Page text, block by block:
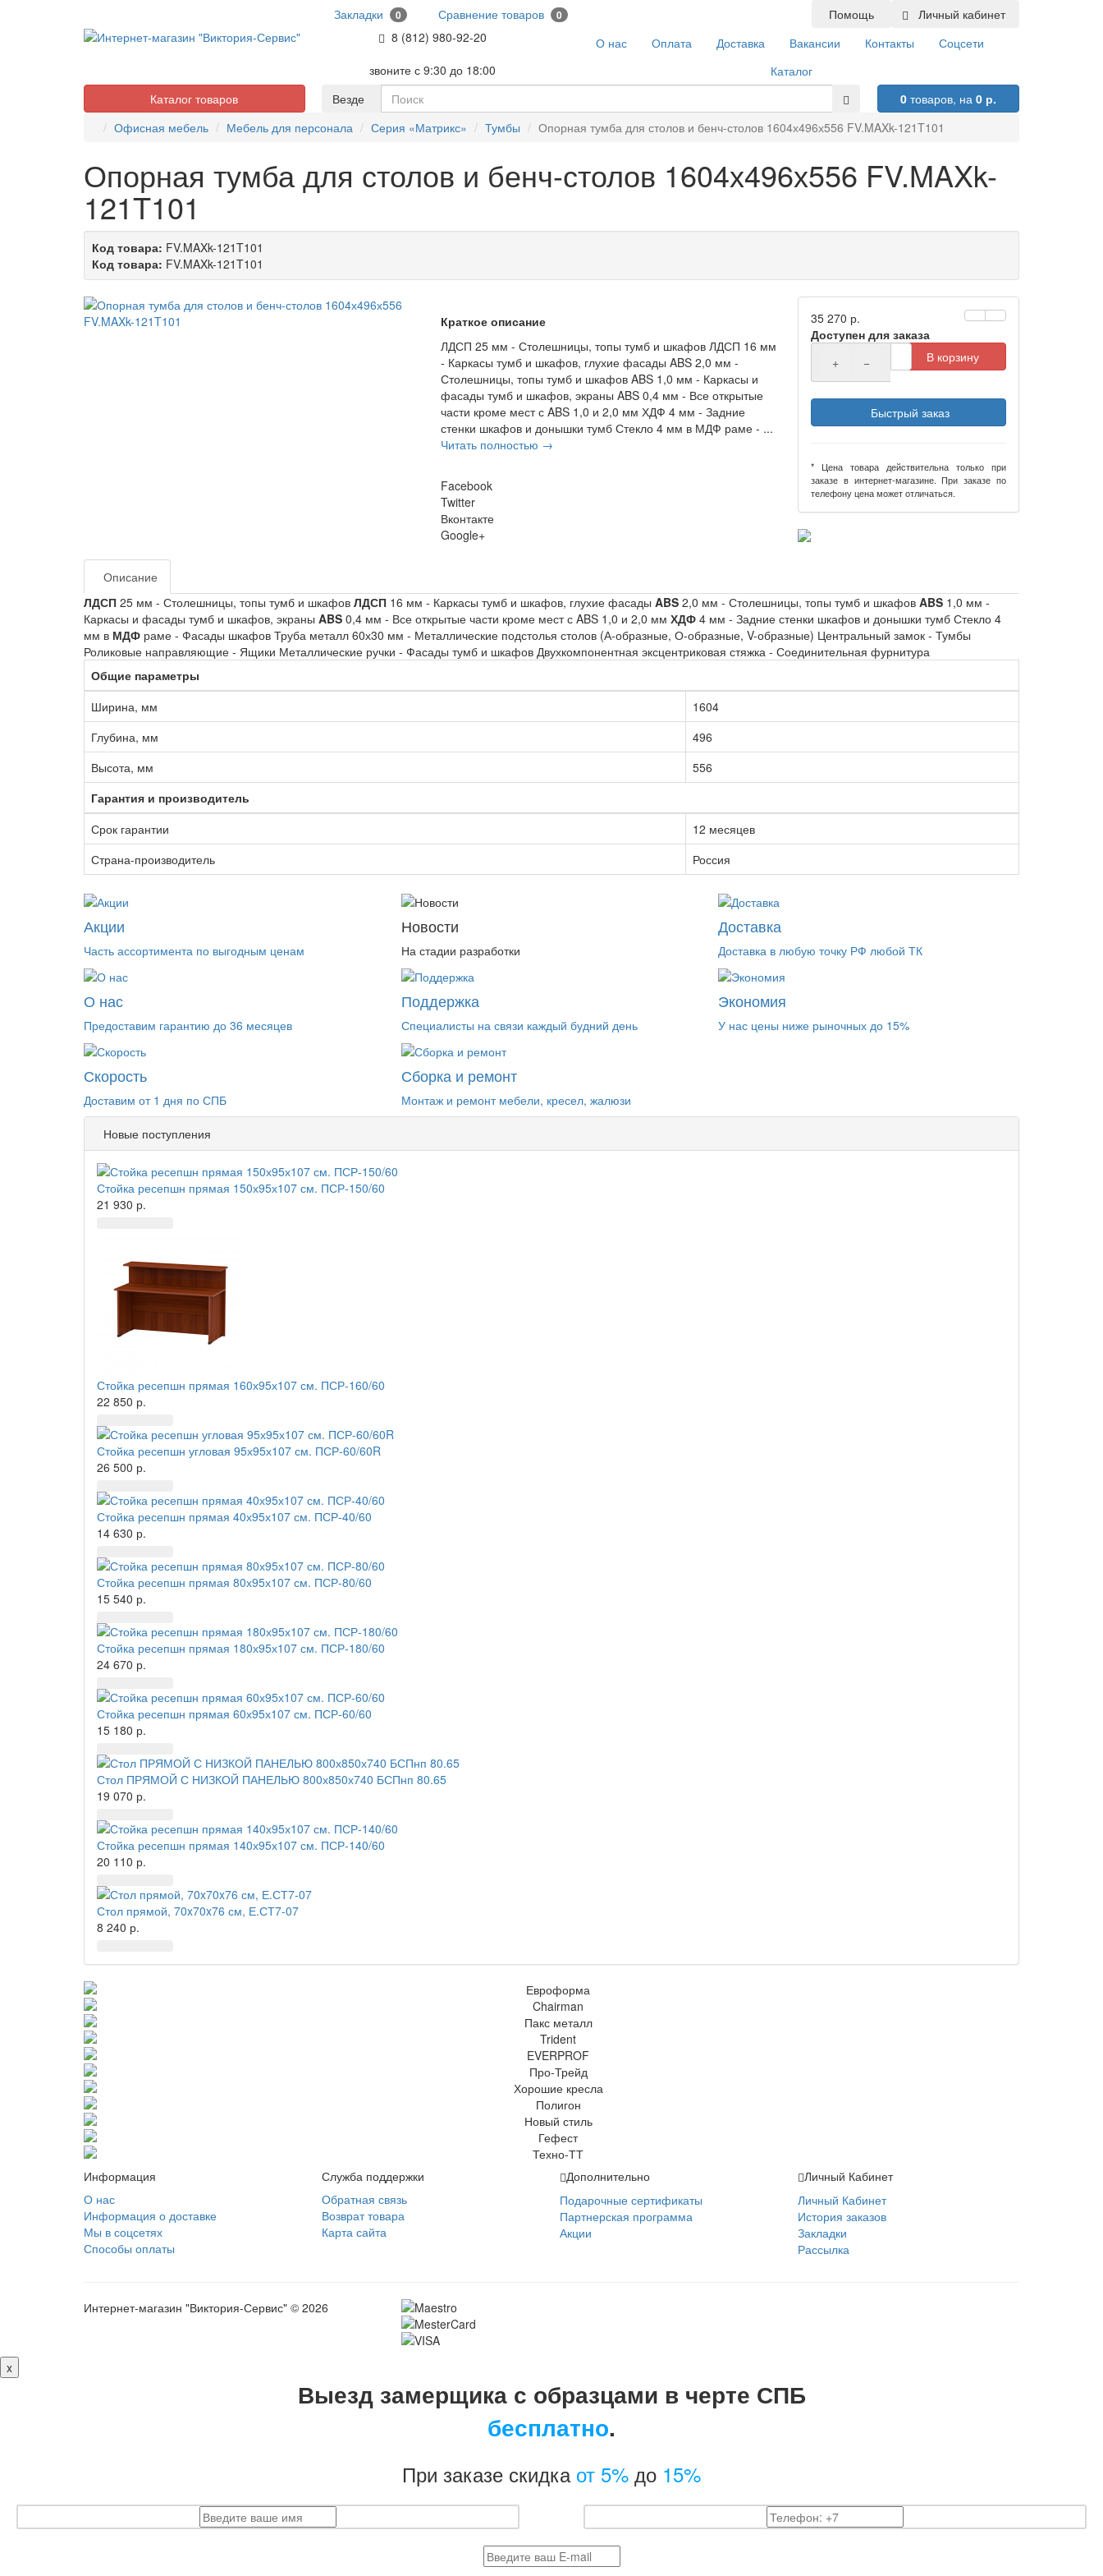
Личный кабинет
Помощь
Закладки 0 Сравнение товаров 0
8 (812) 980-92-20
звоните с 9:30 до 18:00
О нас Оплата Доставка Вакансии Контакты
Соцсети
Каталог
Везде
0товаров, на 0 р.
Каталог товаров
Офисная мебель
Мебель для персонала Серия «Матрикс» Тумбы Опорная тумба для столов и бенч-столов 1604х496х556 FV.MAXk-121T101
Опорная тумба для столов и бенч-столов 1604х496х556 FV.MAXk-
121T101
Код товара: FV.MAXk-121T101
Код товара: FV.MAXk-121T101
Краткое описание
ЛДСП 25 мм - Столешницы, топы тумб и шкафов ЛДСП 16 мм
- Каркасы тумб и шкафов, глухие фасады ABS 2,0 мм -
Столешницы, топы тумб и шкафов ABS 1,0 мм - Каркасы и
фасады тумб и шкафов, экраны ABS 0,4 мм - Все открытые
части кроме мест с ABS 1,0 и 2,0 мм ХДФ 4 мм - Задние
стенки шкафов и донышки тумб Стекло 4 мм в МДФ раме - ...
Читать полностью →
Facebook
Twitter
Вконтакте
Google+
35 270 р.
Доступен для заказа
+
− В корзину
Быстрый заказ
* Цена товара действительна только при
заказе в интернет-магазине. При заказе по
телефону цена может отличаться.
Описание
ЛДСП 25 мм - Столешницы, топы тумб и шкафов ЛДСП 16 мм - Каркасы тумб и шкафов, глухие фасады ABS 2,0 мм - Столешницы, топы тумб и шкафов ABS 1,0 мм -
Каркасы и фасады тумб и шкафов, экраны ABS 0,4 мм - Все открытые части кроме мест с ABS 1,0 и 2,0 мм ХДФ 4 мм - Задние стенки шкафов и донышки тумб Стекло 4
мм в МДФ раме - Фасады шкафов Труба металл 60х30 мм - Металлические подстолья столов (А-образные, О-образные, V-образные) Центральный замок - Тумбы
Роликовые направляющие - Ящики Металлические ручки - Фасады тумб и шкафов Двухкомпонентная эксцентриковая стяжка - Соединительная фурнитура
Общие параметры
Ширина, мм
1604
Глубина, мм
496
Высота, мм
556
Гарантия и производитель
Срок гарантии
12 месяцев
Страна-производитель
Россия
Акции
Часть ассортимента по выгодным ценам
Новости
На стадии разработки
Доставка
Доставка в любую точку РФ любой ТК
О нас
Предоставим гарантию до 36 месяцев
Поддержка
Специалисты на связи каждый будний день
Экономия
У нас цены ниже рыночных до 15%
Скорость
Доставим от 1 дня по СПБ
Сборка и ремонт
Монтаж и ремонт мебели, кресел, жалюзи
Новые поступления
Стойка ресепшн прямая 150х95х107 см. ПСР-150/60
21 930 р.
Стойка ресепшн прямая 160х95х107 см. ПСР-160/60
22 850 р.
Стойка ресепшн угловая 95х95х107 см. ПСР-60/60R
26 500 р.
Стойка ресепшн прямая 40х95х107 см. ПСР-40/60
14 630 р.
Стойка ресепшн прямая 80х95х107 см. ПСР-80/60
15 540 р.
Стойка ресепшн прямая 180х95х107 см. ПСР-180/60
24 670 р.
Стойка ресепшн прямая 60х95х107 см. ПСР-60/60
15 180 р.
Стол ПРЯМОЙ С НИЗКОЙ ПАНЕЛЬЮ 800х850х740 БСПнп 80.65
19 070 р.
Стойка ресепшн прямая 140х95х107 см. ПСР-140/60
20 110 р.
Стол прямой, 70x70x76 см, Е.СТ7-07
8 240 р.
Информация
О нас
Информация о доставке
Мы в соцсетях
Способы оплаты
Служба поддержки
Обратная связь
Возврат товара
Карта сайта
Дополнительно
Подарочные сертификаты
Партнерская программа
Акции
Личный Кабинет
Личный Кабинет
История заказов
Закладки
Рассылка
Интернет-магазин "Виктория-Сервис" © 2026
x
Выезд замерщика с образцами в черте СПБ
бесплатно.
При заказе скидка от 5% до 15%